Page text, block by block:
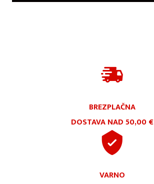
BREZPLAČNA
DOSTAVA NAD 50,00 €
VARNO